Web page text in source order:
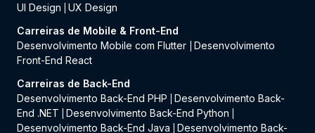
UI Design
UX Design
Carreiras de Mobile & Front-End
Desenvolvimento Mobile com Flutter
Desenvolvimento
Front-End React
Carreiras de Back-End
Desenvolvimento Back-End PHP
Desenvolvimento Back-
End .NET
Desenvolvimento Back-End Python
Desenvolvimento Back-End Java
Desenvolvimento Back-